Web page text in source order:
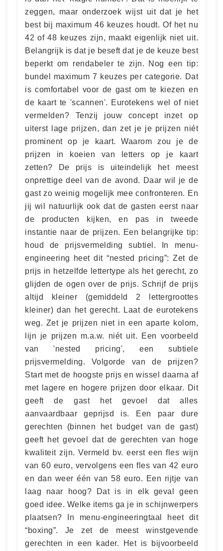
zeggen, maar onderzoek wijst uit dat je het
best bij maximum 46 keuzes houdt. Of het nu
42 of 48 keuzes zijn, maakt eigenlijk niet uit.
Belangrijk is dat je beseft dat je de keuze best
beperkt om rendabeler te zijn. Nog een tip:
bundel maximum 7 keuzes per categorie. Dat
is comfortabel voor de gast om te kiezen en
de kaart te 'scannen'. Eurotekens wel of niet
vermelden? Tenzij jouw concept inzet op
uiterst lage prijzen, dan zet je je prijzen niét
prominent op je kaart. Waarom zou je de
prijzen in koeien van letters op je kaart
zetten? De prijs is uiteindelijk het meest
onprettige deel van de avond. Daar wil je de
gast zo weinig mogelijk mee confronteren. En
jij wil natuurlijk ook dat de gasten eerst naar
de producten kijken, en pas in tweede
instantie naar de prijzen. Een belangrijke tip:
houd de prijsvermelding subtiel. In menu-
engineering heet dit “nested pricing”: Zet de
prijs in hetzelfde lettertype als het gerecht, zo
glijden de ogen over de prijs. Schrijf de prijs
altijd kleiner (gemiddeld 2 lettergroottes
kleiner) dan het gerecht. Laat de eurotekens
weg. Zet je prijzen niet in een aparte kolom,
lijn je prijzen m.a.w. niét uit. Een voorbeeld
van 'nested pricing', een subtiele
prijsvermelding. Volgorde van de prijzen?
Start met de hoogste prijs en wissel daarna af
met lagere en hogere prijzen door elkaar. Dit
geeft de gast het gevoel dat alles
aanvaardbaar geprijsd is. Een paar dure
gerechten (binnen het budget van de gast)
geeft het gevoel dat de gerechten van hoge
kwaliteit zijn. Vermeld bv. eerst een fles wijn
van 60 euro, vervolgens een fles van 42 euro
en dan weer één van 58 euro. Een rijtje van
laag naar hoog? Dat is in elk geval geen
goed idee. Welke items ga je in schijnwerpers
plaatsen? In menu-engineeringtaal heet dit
“boxing”. Je zet de meest winstgevende
gerechten in een kader. Het is bijvoorbeeld